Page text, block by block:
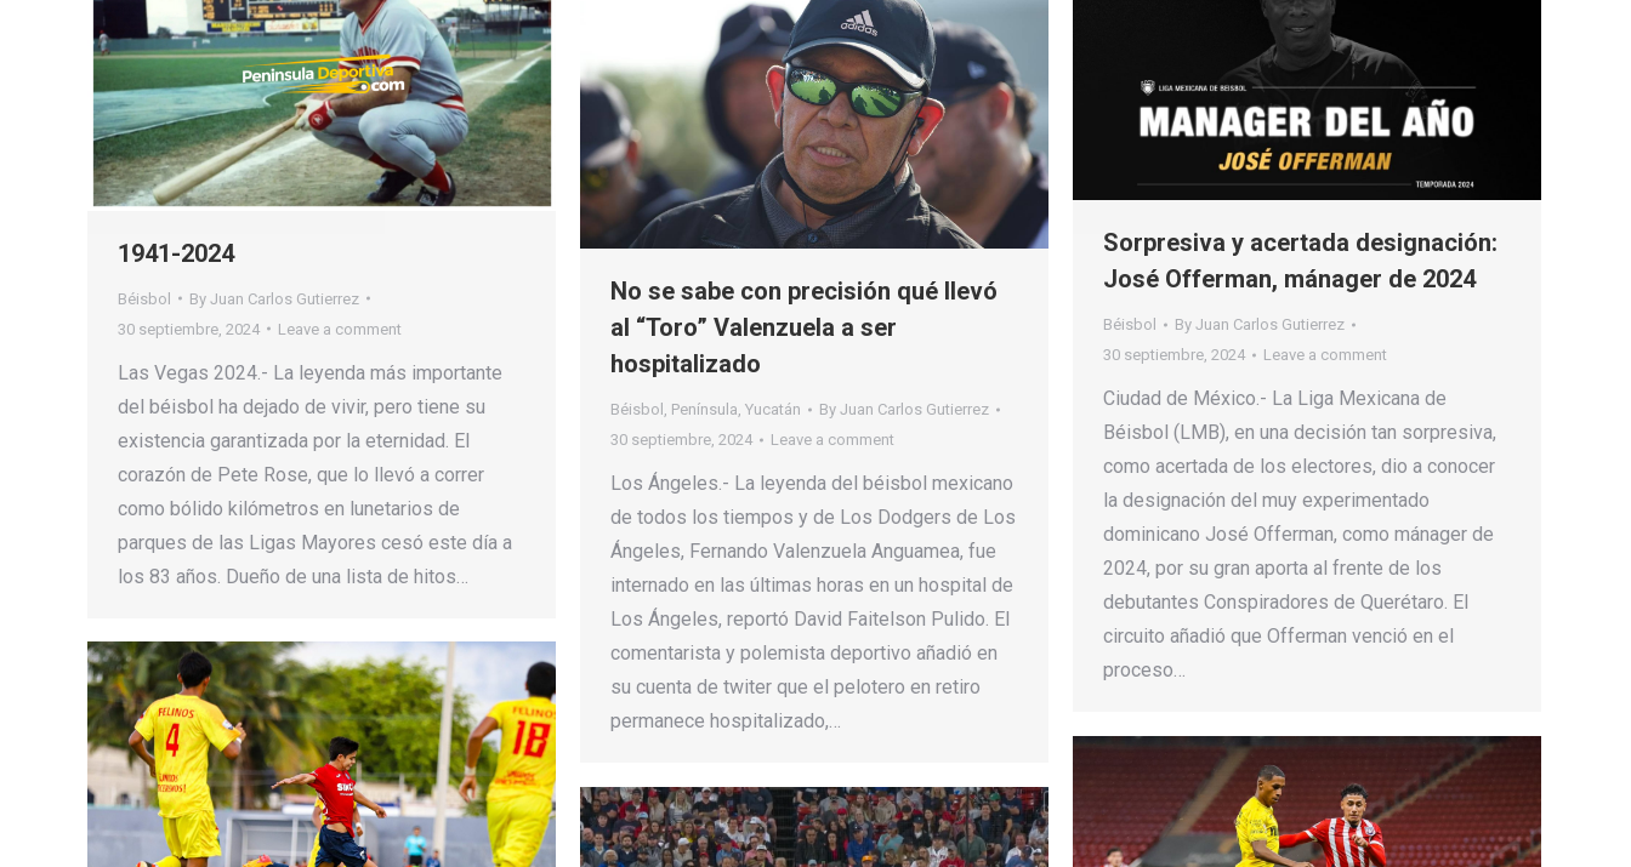
1941-2024
Béisbol By Juan Carlos Gutierrez
30 septiembre, 2024
Leave a comment
Las Vegas 2024.- La leyenda más importante
del béisbol ha dejado de vivir, pero tiene su
existencia garantizada por la eternidad. El
corazón de Pete Rose, que lo llevó a correr
como bólido kilómetros en lunetarios de
parques de las Ligas Mayores cesó este día a
los 83 años. Dueño de una lista de hitos…
No se sabe con precisión qué llevó
al “Toro” Valenzuela a ser
hospitalizado
Béisbol , Península, Yucatán By Juan Carlos Gutierrez
30 septiembre, 2024
Leave a comment
Los Ángeles.- La leyenda del béisbol mexicano
de todos los tiempos y de Los Dodgers de Los
Ángeles, Fernando Valenzuela Anguamea, fue
internado en las últimas horas en un hospital de
Los Ángeles, reportó David Faitelson Pulido. El
comentarista y polemista deportivo añadió en
su cuenta de twiter que el pelotero en retiro
permanece hospitalizado,…
Sorpresiva y acertada designación:
José Offerman, mánager de 2024
Béisbol By Juan Carlos Gutierrez
30 septiembre, 2024
Leave a comment
Ciudad de México.- La Liga Mexicana de
Béisbol (LMB), en una decisión tan sorpresiva,
como acertada de los electores, dio a conocer
la designación del muy experimentado
dominicano José Offerman, como mánager de
2024, por su gran aporta al frente de los
debutantes Conspiradores de Querétaro. El
circuito añadió que Offerman venció en el
proceso…